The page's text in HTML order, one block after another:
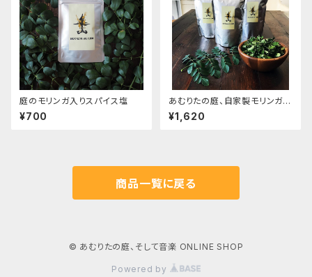
庭のモリンガ入りスパイス塩
¥700
あむりたの庭、自家製モリンガの
お茶（石垣島産）
¥1,620
商品一覧に戻る
© あむりたの庭、そして音楽 ONLINE SHOP
Powered by